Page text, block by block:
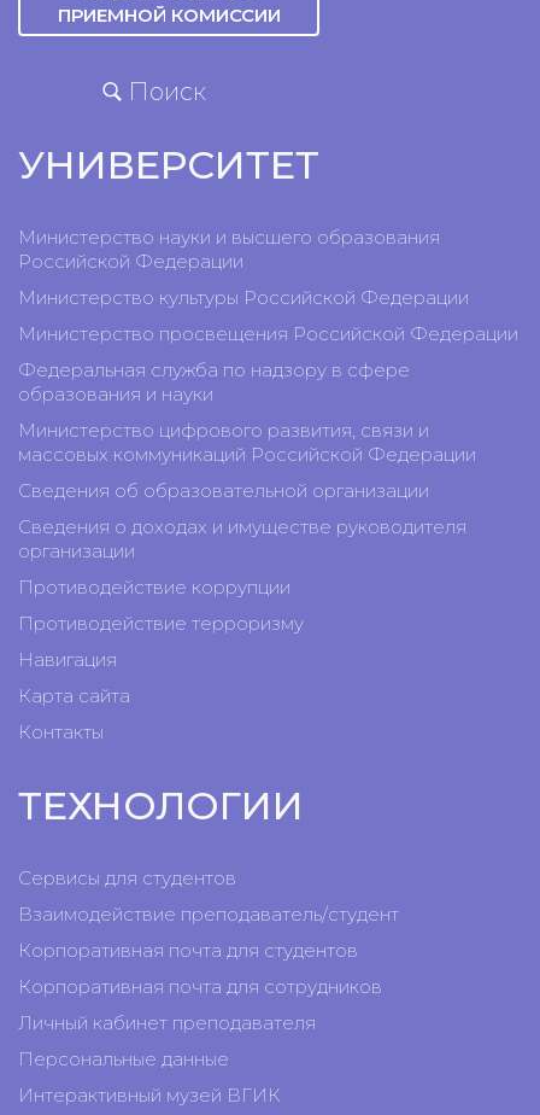
ПРИЕМНОЙ КОМИССИИ
Поиск
УНИВЕРСИТЕТ
Министерство науки и высшего образования
Российской Федерации
Министерство культуры Российской Федерации
Министерство просвещения Российской Федерации
Федеральная служба по надзору в сфере
образования и науки
Министерство цифрового развития, связи и
массовых коммуникаций Российской Федерации
Сведения об образовательной организации
Сведения о доходах и имуществе руководителя
организации
Противодействие коррупции
Противодействие терроризму
Навигация
Карта сайта
Контакты
ТЕХНОЛОГИИ
Сервисы для студентов
Взаимодействие преподаватель/студент
Корпоративная почта для студентов
Корпоративная почта для сотрудников
Личный кабинет преподавателя
Персональные данные
Интерактивный музей ВГИК